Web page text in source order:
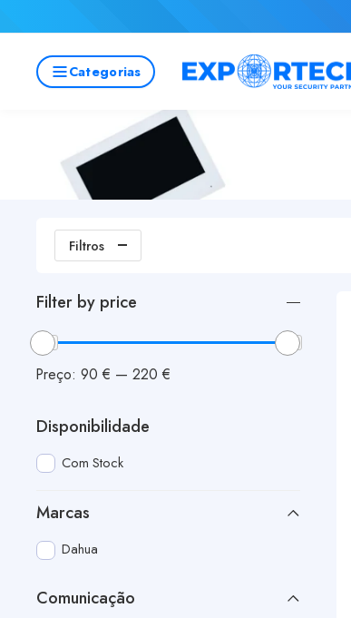
Categorias
Filtros
Filter by price
Preço: 90 € — 220 €
Disponibilidade
Com Stock
Marcas
Dahua
Comunicação